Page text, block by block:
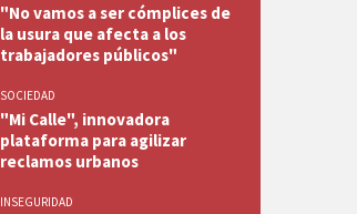
"No vamos a ser cómplices de
la usura que afecta a los
trabajadores públicos"
SOCIEDAD
"Mi Calle", innovadora
plataforma para agilizar
reclamos urbanos
INSEGURIDAD